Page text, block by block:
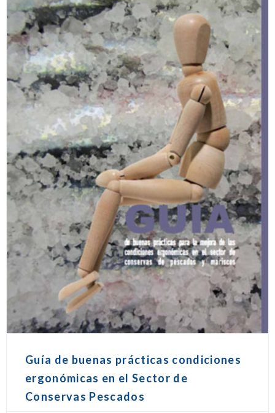
Guía de buenas prácticas condiciones
ergonómicas en el Sector de
Conservas Pescados